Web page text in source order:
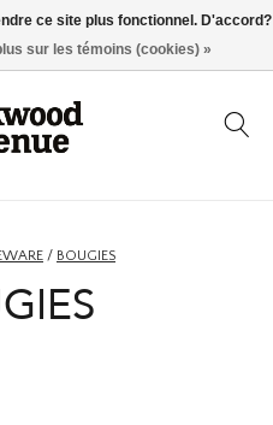
/ BOUGIES
ce site plus fonctionnel. D'accord?
sur les témoins (cookies) »